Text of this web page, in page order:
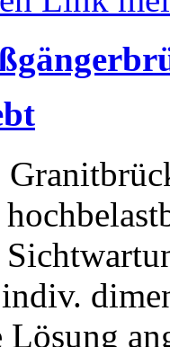
Lösung